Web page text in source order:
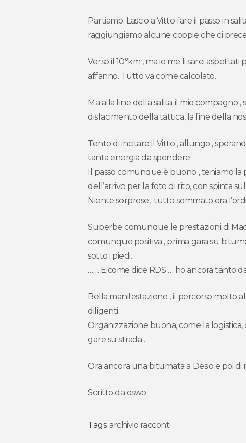
Partiamo. Lascio a Vitto fare il passo in
raggiungiamo alcune coppie che ci
Verso il 10°km , ma io me li sarei
affanno. Tutto va come calcolato.
Ma alla fine della salita il mio compagno ,
disfacimento della tattica, la fine della
Tento di incitare il Vitto , allungo ,
tanta energia da spendere.
Il passo comunque è buono , teniamo
dell’arrivo per la foto di rito, con spinta
Niente sorprese, tutto sommato era
Superbe comunque le prestazioni di Mac
comunque positiva , prima gara su
sotto i piedi.
…… E come dice RDS … ho ancora tanto
Bella manifestazione , il percorso molto
diligenti.
Organizzazione buona, come la
gare su strada .
Ora ancora una bitumata a Desio e poi di
Scritto da oswo
Tags: archivio racconti